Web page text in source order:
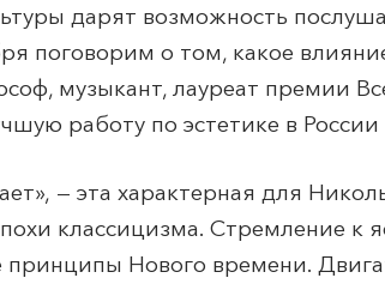
дарят возможность
поговорим о том, какое
музыкант, лауреат премии
работу по эстетике в
— эта характерная для
классицизма. Стремление к
Нового времени.